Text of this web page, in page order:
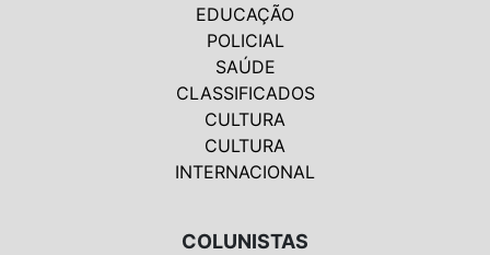
EDUCAÇÃO
POLICIAL
SAÚDE
CLASSIFICADOS
CULTURA
CULTURA
INTERNACIONAL
COLUNISTAS